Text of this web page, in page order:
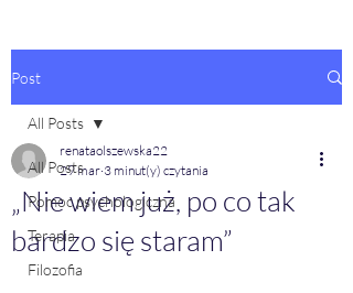
Post
All Posts
Pomoc psychologiczna
Terapia
Filozofia
All Posts
„Nie wiem już, po co tak
bardzo się staram”
renataolszewska22
29 mar 3 minut(y) czytania